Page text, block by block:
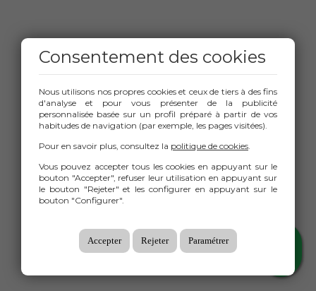
Consentement des cookies
Nous utilisons nos propres cookies et ceux de tiers à des fins
d'analyse et pour vous présenter de la publicité
personnalisée basée sur un profil préparé à partir de vos
habitudes de navigation (par exemple, les pages visitées).
Pour en savoir plus, consultez la politique de cookies.
Vous pouvez accepter tous les cookies en appuyant sur le
bouton "Accepter", refuser leur utilisation en appuyant sur
le bouton "Rejeter" et les configurer en appuyant sur le
bouton "Configurer".
Accepter Rejeter Paramétrer